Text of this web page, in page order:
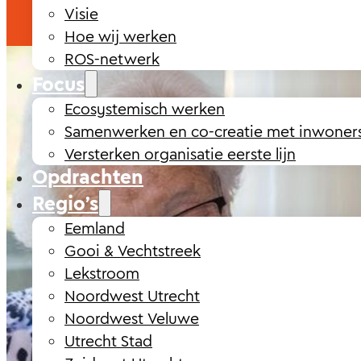
Visie
Hoe wij werken
ROS-netwerk
Focus
Ecosystemisch werken
Samenwerken en co-creatie met
Versterken organisatie eerste lijn
Opdrachten
Regio’s
Eemland
Gooi & Vechtstreek
Lekstroom
Noordwest Utrecht
Noordwest Veluwe
Utrecht Stad